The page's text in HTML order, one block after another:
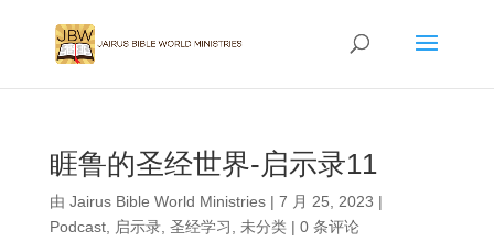
睚鲁的圣经世界-启示录11
由 Jairus Bible World Ministries| 7 月 25, 2023 |
Podcast, 启示录, 圣经学习 未分类| 0 条评论